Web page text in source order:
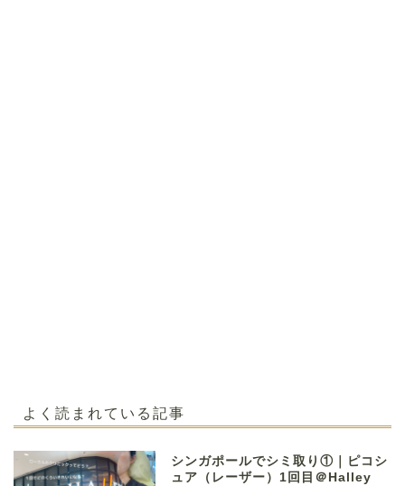
よく読まれている記事
シンガポールでシミ取り①｜ピコシ
ュア（レーザー）1回目＠Halley